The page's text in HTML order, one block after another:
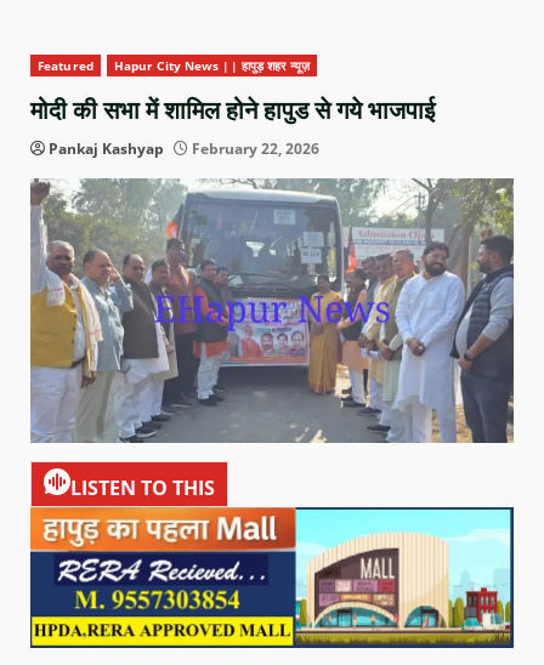
Featured Hapur City News || हापुड़ शहर न्यूज़
मोदी की सभा में शामिल होने हापुड से गये भाजपाई
Pankaj Kashyap February 22, 2026
LISTEN TO THIS